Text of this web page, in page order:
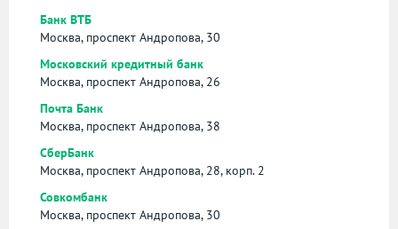
Банк ВТБ
Москва, проспект Андропова, 30
Московский кредитный банк
Москва, проспект Андропова, 26
Почта Банк
Москва, проспект Андропова, 38
СберБанк
Москва, проспект Андропова, 28, корп. 2
Совкомбанк
Москва, проспект Андропова, 30